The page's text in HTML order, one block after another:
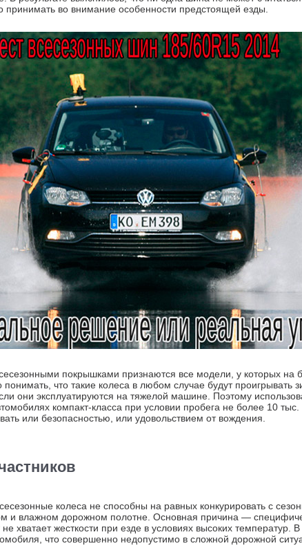
во внимание особенности предстоящей езды.
покрышками признаются все модели, у которых на
что такие колеса в любом случае будут
они эксплуатируются на тяжелой машине. Поэтому
компакт-класса при условии пробега не более 10
или безопасностью, или удовольствием от вождения.
колеса не способны на равных конкурировать с
и влажном дорожном полотне. Основная причина —
хватает жесткости при езде в условиях высоких температур. В
что совершенно недопустимо в сложной дорожной